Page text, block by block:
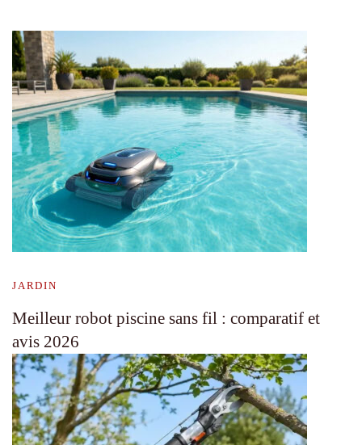
JARDIN
Meilleur robot piscine sans fil : comparatif et
avis 2026